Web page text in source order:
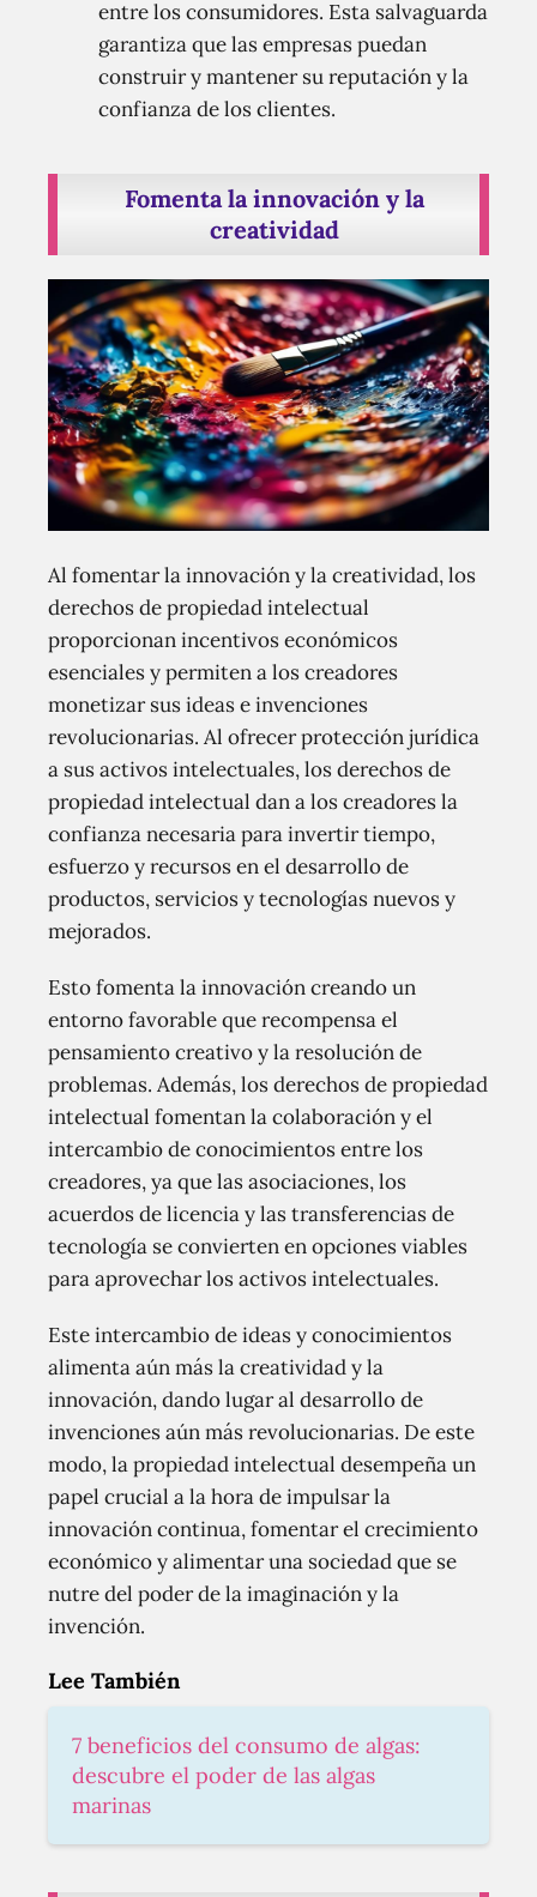
entre los consumidores. Esta salvaguarda
garantiza que las empresas puedan
construir y mantener su reputación y la
confianza de los clientes.
Fomenta la innovación y la
creatividad
Al fomentar la innovación y la creatividad, los
derechos de propiedad intelectual
proporcionan incentivos económicos
esenciales y permiten a los creadores
monetizar sus ideas e invenciones
revolucionarias. Al ofrecer protección jurídica
a sus activos intelectuales, los derechos de
propiedad intelectual dan a los creadores la
confianza necesaria para invertir tiempo,
esfuerzo y recursos en el desarrollo de
productos, servicios y tecnologías nuevos y
mejorados.
Esto fomenta la innovación creando un
entorno favorable que recompensa el
pensamiento creativo y la resolución de
problemas. Además, los derechos de propiedad
intelectual fomentan la colaboración y el
intercambio de conocimientos entre los
creadores, ya que las asociaciones, los
acuerdos de licencia y las transferencias de
tecnología se convierten en opciones viables
para aprovechar los activos intelectuales.
Este intercambio de ideas y conocimientos
alimenta aún más la creatividad y la
innovación, dando lugar al desarrollo de
invenciones aún más revolucionarias. De este
modo, la propiedad intelectual desempeña un
papel crucial a la hora de impulsar la
innovación continua, fomentar el crecimiento
económico y alimentar una sociedad que se
nutre del poder de la imaginación y la
invención.
Lee También
7 beneficios del consumo de algas:
descubre el poder de las algas
marinas